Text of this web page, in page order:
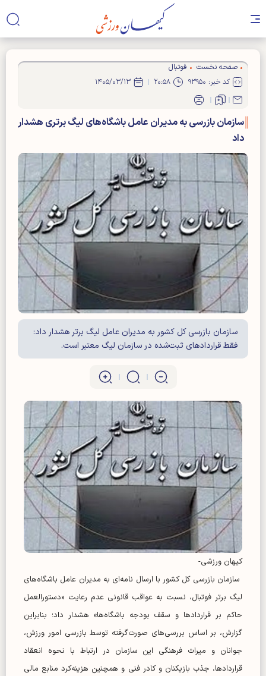
صفحه نخست
فوتبال
کد خبر: ۹۳۹۵۰
۲۰:۵۸ ۱۴۰۵/۰۳/۱۳
سازمان بازرسی به مدیران عامل باشگاه‌های لیگ برتری هشدار
داد
سازمان بازرسی کل کشور به مدیران عامل لیگ برتر هشدار داد:
فقط قراردادهای ثبت‌شده در سازمان لیگ معتبر است.
کیهان ورزشی-
سازمان بازرسی کل کشور با ارسال نامه‌ای به مدیران عامل باشگاه‌های
لیگ برتر فوتبال، نسبت به عواقب قانونی عدم رعایت «دستورالعمل
حاکم بر قرارداد‌ها و سقف بودجه باشگاه‌ها» هشدار داد؛ بنابراین
گزارش، بر اساس بررسی‌های صورت‌گرفته توسط بازرسی امور ورزش،
جوانان و میراث فرهنگی این سازمان در ارتباط با نحوه انعقاد
قراردادها، جذب بازیکنان و کادر فنی و همچنین هزینه‌کرد منابع مالی